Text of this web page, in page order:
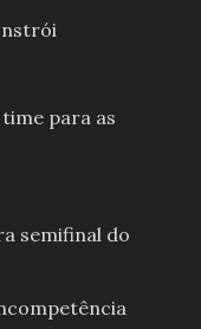
para as
semifinal do